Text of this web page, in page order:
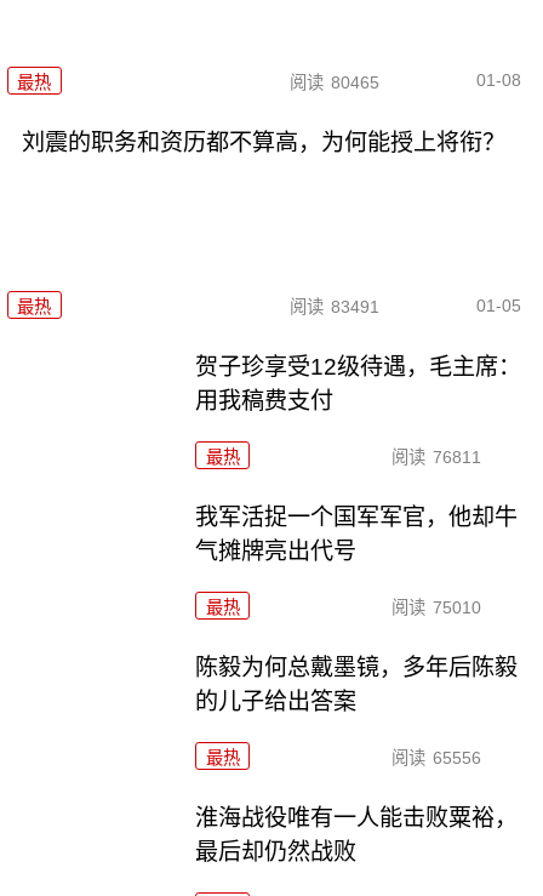
最热 阅读 80465 01-08
刘震的职务和资历都不算高，为何能授上将衔？
最热 阅读 83491 01-05
贺子珍享受12级待遇，毛主席：
用我稿费支付
最热 阅读 76811
我军活捉一个国军军官，他却牛
气摊牌亮出代号
最热 阅读 75010
陈毅为何总戴墨镜，多年后陈毅
的儿子给出答案
最热 阅读 65556
淮海战役唯有一人能击败粟裕，
最后却仍然战败